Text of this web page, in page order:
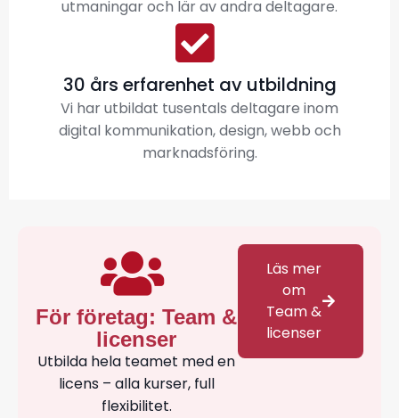
utmaningar och lär av andra deltagare.
30 års erfarenhet av utbildning
Vi har utbildat tusentals deltagare inom
digital kommunikation, design, webb och
marknadsföring.
För företag: Team &
licenser
Utbilda hela teamet med en
licens – alla kurser, full
flexibilitet.
Läs mer
om
Team &
licenser